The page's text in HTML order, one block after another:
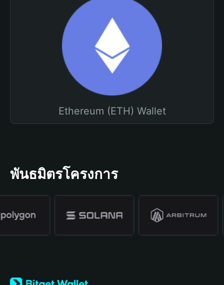
Ethereum (ETH) Wallet
พันธมิตรโครงการ